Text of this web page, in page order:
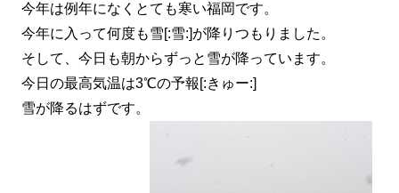
今年は例年になくとても寒い福岡です。
今年に入って何度も雪[:雪:]が降りつもりました。
そして、今日も朝からずっと雪が降っています。
今日の最高気温は3℃の予報[:きゅー:]
雪が降るはずです。